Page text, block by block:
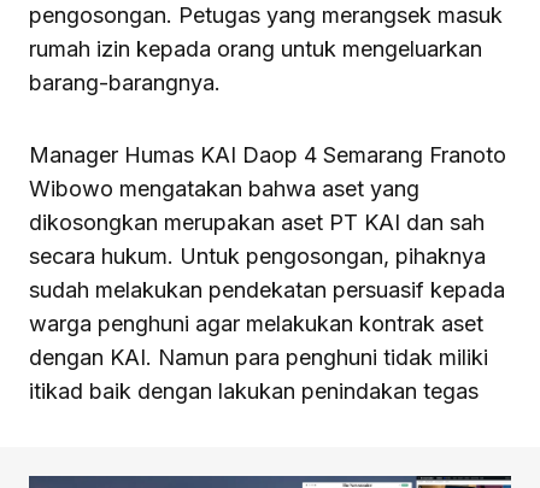
pengosongan. Petugas yang merangsek masuk
rumah izin kepada orang untuk mengeluarkan
barang-barangnya.
Manager Humas KAI Daop 4 Semarang Franoto
Wibowo mengatakan bahwa aset yang
dikosongkan merupakan aset PT KAI dan sah
secara hukum. Untuk pengosongan, pihaknya
sudah melakukan pendekatan persuasif kepada
warga penghuni agar melakukan kontrak aset
dengan KAI. Namun para penghuni tidak miliki
itikad baik dengan lakukan penindakan tegas